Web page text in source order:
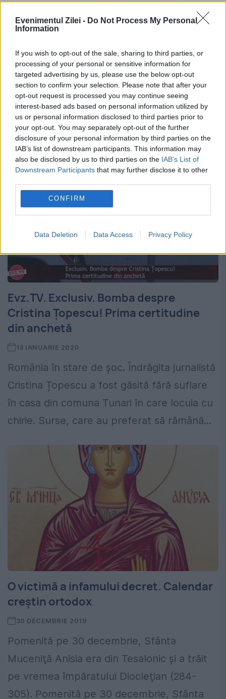
Evenimentul Zilei - Do Not Process My Personal
Information
If you wish to opt-out of the sale, sharing to third parties, or
processing of your personal or sensitive information for
targeted advertising by us, please use the below opt-out
section to confirm your selection. Please note that after your
opt-out request is processed you may continue seeing
interest-based ads based on personal information utilized by
us or personal information disclosed to third parties prior to
your opt-out. You may separately opt-out of the further
disclosure of your personal information by third parties on the
IAB’s list of downstream participants. This information may
also be disclosed by us to third parties on the IAB’s List of
Downstream Participants that may further disclose it to other
CONFIRM
Data Deletion Data Access Privacy Policy
Calendar creștin ortodox: 30
decembrie
Sfânta Muceniţă Anisia fecioara era din
Tesalonic şi a trăit pe vremea împăratului
Diocleţian (284-305), iar povestea ei este
de o înduioșătoare simplitate. După
moartea părinţilor ei, care erau foarte...
Evz.TV. Exclusiv. Bomba despre
Cristina Țopescu! Prima certitudine
din anchetă
13 IANUARIE 2020
România în stare de șoc. Îndrăgita jurnalistă
Cristina Țopescu a fost găsită fără suflare
în casa din comuna Tunari în care locuia cu
chirie. Surse, care au preferat să rămână...
O victimă a infamului decret. Calendar
creștin ortodox
30 DECEMBRIE 2019
Pomenită pe 30 decembrie, Sfânta
Muceniţă Anisia era din Tesalonic şi a trăit
pe vremea împăratului Diocleţian (284-
305). Pomenită pe 30 decembrie, Sfânta